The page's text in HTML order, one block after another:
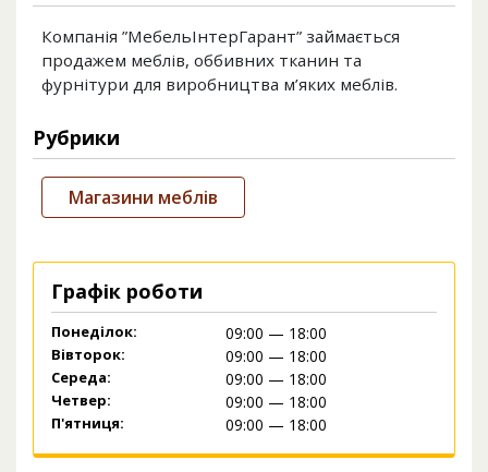
Компанія ”МебельІнтерГарант” займається
продажем меблiв, оббивних тканин та
фурнітури для виробництва м’яких меблiв.
Рубрики
Магазини меблів
Графік роботи
Понеділок: 09:00 — 18:00
Вівторок: 09:00 — 18:00
Середа: 09:00 — 18:00
Четвер: 09:00 — 18:00
П'ятниця: 09:00 — 18:00